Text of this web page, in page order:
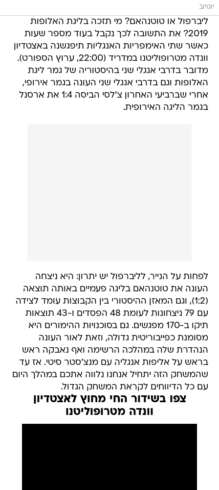
יוטיוב
ליברפול או טוטנהאם? מי תזכה בליגת האלופות
2019? את התשובה לכך נקבל בעוד מספר שעות
כאשר שתי האימפריות האנגליות תיפגשנה באצטדיון
וונדה מטרופוליטנו במדריד (22:00, ערוץ הספורט).
מדובר בדרבי אנגלי שני בהיסטוריה של גמר ליגת
האלופות וגם בדרבי אנגלי שני העונה בגמר אירופי,
אחרי שברביעי האחרון צ'לסי הביסה 1:4 את ארסנל
בגמר הליגה האירופית.
לפחות על הנייר, לליברפול יש יתרון: היא ניצחה
העונה את טוטנהאם בליגה פעמיים באותה תוצאה
(1:2), וגם המאזן ההיסטורי בין הקבוצות עומד לצידה
עם 79 ניצחונות לעומת 48 הפסדים ו-43 תוצאות
תיקו ב-170 מפגשים. גם בסוכנויות ההימורים היא
מסומנת כפייבוריטית גדולה, וזאת לאור העונה
הנהדרת שלה במהלכה הרשימה ואף נאבקה ראש
בראש על אליפות אנגליה עם מנצ'סטר סיטי. אז עד
שהמשחק הזה יתחיל אנחנו נלווה אתכם במהלך היום
עם כל הדיווחים לקראת המשחק הגדול.
צפו בשידור החי מחוץ לאצטדיון
וונדה מטרופוליטנו